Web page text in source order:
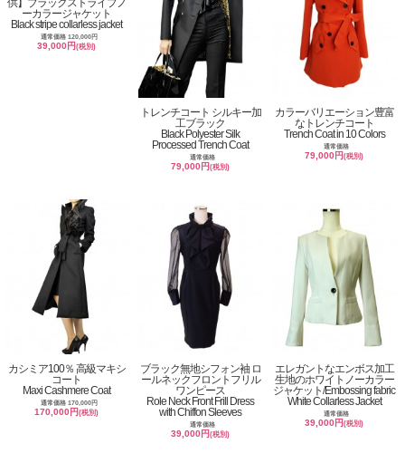
ーカラージャケット
Black stripe collarless jacket
通常価格 120,000円
39,000円(税別)
トレンチコート シルキー加
工ブラック
Black Polyester Silk
Processed Trench Coat
通常価格
79,000円(税別)
カラーバリエーション豊富
なトレンチコート
Trench Coat in 10 Colors
通常価格
79,000円(税別)
カシミア100％ 高級マキシ
コート
Maxi Cashmere Coat
通常価格 170,000円
170,000円(税別)
ブラック無地シフォン袖 ロ
ールネックフロントフリル
ワンピース
Role Neck Front Frill Dress
with Chiffon Sleeves
通常価格
39,000円(税別)
エレガントなエンボス加工
生地のホワイトノーカラー
ジャケット/Embossing fabric
White Collarless Jacket
通常価格
39,000円(税別)